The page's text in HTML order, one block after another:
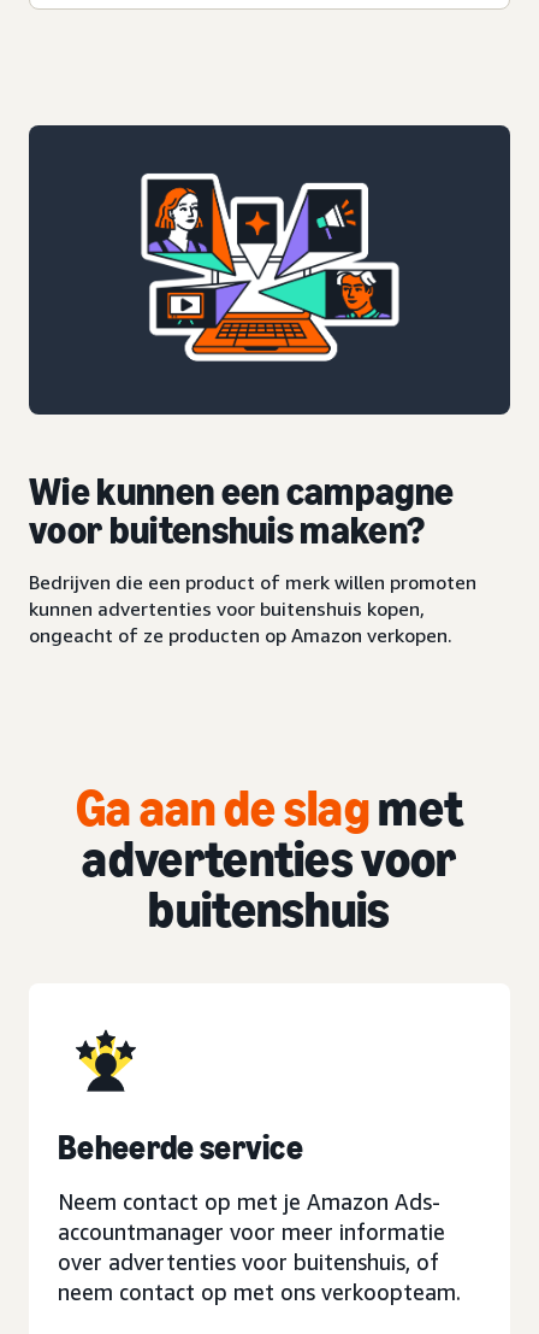
Wie kunnen een campagne
voor buitenshuis maken?
Bedrijven die een product of merk willen promoten
kunnen advertenties voor buitenshuis kopen,
ongeacht of ze producten op Amazon verkopen.
Ga aan de slagmet
advertenties voor
buitenshuis
Beheerde service
Neem contact op met je Amazon Ads-
accountmanager voor meer informatie
over advertenties voor buitenshuis, of
neem contact op met ons verkoopteam.